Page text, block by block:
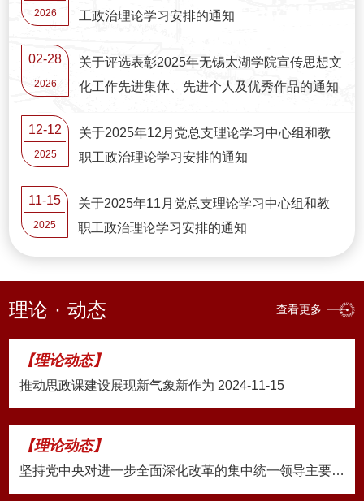
2026
工政治理论学习安排的通知
02-28
2026
关于评选表彰2025年无锡太湖学院宣传思想文
化工作先进集体、先进个人及优秀作品的通知
12-12
2025
关于2025年12月党总支理论学习中心组和教
职工政治理论学习安排的通知
11-15
2025
关于2025年11月党总支理论学习中心组和教
职工政治理论学习安排的通知
理论 · 动态 查看更多
【理论动态】
推动思政课建设展现新气象新作为 2024-11-15
【理论动态】
坚持党中央对进一步全面深化改革的集中统一领导主要有哪些... 2024-11-15